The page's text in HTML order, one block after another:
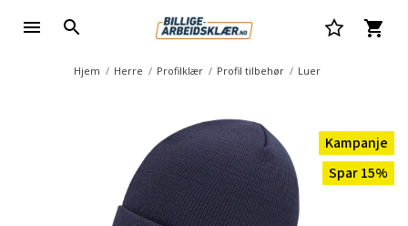
Hjem Herre Profilklær Profil tilbehør Luer
Kampanje
Spar 15%